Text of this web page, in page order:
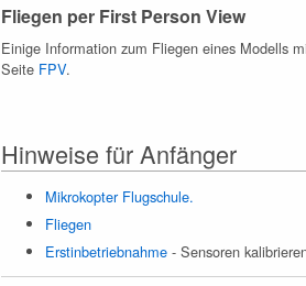
Fliegen per First Person View
Einige Information zum Fliegen eines Modells
Seite FPV.
Hinweise für Anfänger
Mikrokopter Flugschule.
Fliegen
Erstinbetriebnahme - Sensoren